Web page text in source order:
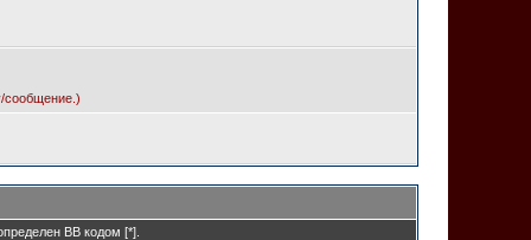
сообщение.)
BB кодом [*].